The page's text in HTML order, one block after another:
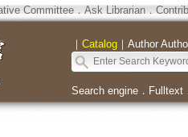
Committee． Ask Librarian．
｜ Catalog｜ Author
Search engine． Fulltext